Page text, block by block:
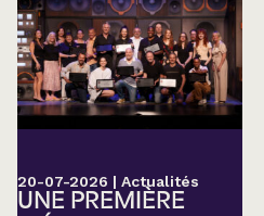
20-07-2026 | Actualités
UNE PREMIÈRE